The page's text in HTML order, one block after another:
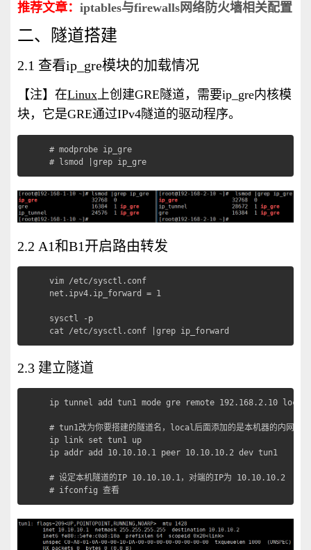
推荐文章： iptables与firewalls网络防火墙相关配置
二、隧道搭建
2.1 查看ip_gre模块的加载情况
【注】在Linux上创建GRE 隧道，需要ip_gre内核模
块，它是GRE通过IPv4隧道的驱动程序。
# modprobe ip_gre
# lsmod |grep ip_gre
2.2 A1和B1开启路由转发
vim /etc/sysctl.conf
net.ipv4.ip_forward = 1
sysctl -p
cat /etc/sysctl.conf |grep ip_forward
2.3 建立隧道
ip tunnel add tun1 mode gre remote 192.168.2.10
# tun1改为你要搭建的隧道名，local后面添加的是本机器的内网IP
ip link set tun1 up
ip addr add 10.10.10.1 peer 10.10.10.2 dev tun1
# 设定本机隧道的IP 10.10.10.1，对端的IP为 10.10.10.2
# ifconfig 查看